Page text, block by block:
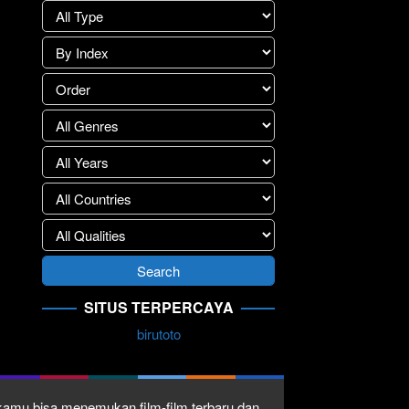
SITUS TERPERCAYA
birutoto